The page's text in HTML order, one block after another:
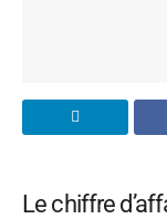
Le chiffre